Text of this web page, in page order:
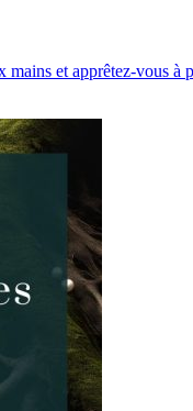
et apprêtez-vous